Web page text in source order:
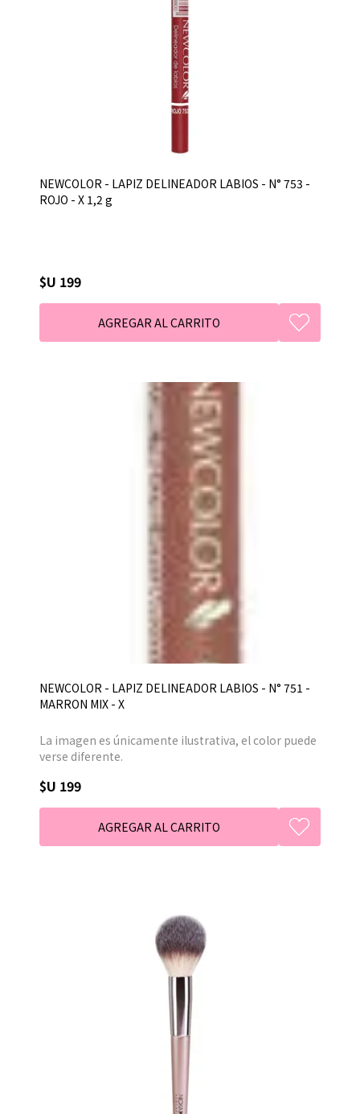
NEWCOLOR - LAPIZ DELINEADOR LABIOS - N° 753 -
ROJO - X 1,2 g
$U 199
NEWCOLOR - LAPIZ DELINEADOR LABIOS - N° 751 -
MARRON MIX - X
La imagen es únicamente ilustrativa, el color puede
verse diferente.
$U 199